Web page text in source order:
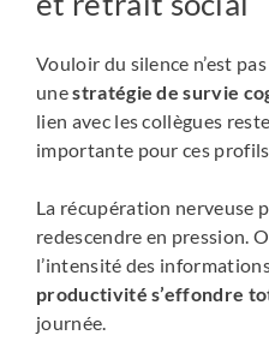
Vouloir du silence n’est
unestratégie de survie
lien avec les collègues
importante pour ces
La récupération nerveuse
redescendre en pression.
l’intensité des
productivité s’effondre
journée.